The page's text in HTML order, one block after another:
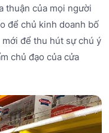
thuận của mọi người
để chủ kinh doanh bố
mới để thu hút sự chú ý
chủ đạo của cửa